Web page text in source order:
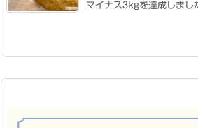
マイナス3kgを達成しまし